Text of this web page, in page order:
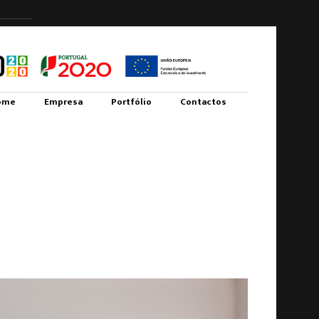
Empresa Portfólio Contactos